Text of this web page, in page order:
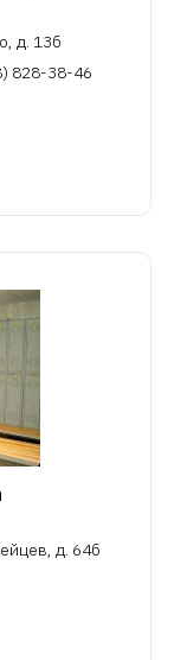
д. 13б
828-38-46
д. 64б